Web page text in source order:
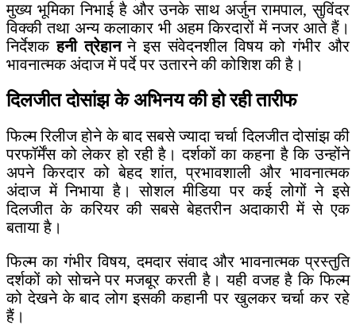
मुख्य भूमिका निभाई है और उनके साथ अर्जुन रामपाल, सुविंदर
विक्की तथा अन्य कलाकार भी अहम किरदारों में नजर आते हैं।
निर्देशकहनी त्रेहानने इस संवेदनशील विषय को गंभीर और
भावनात्मक अंदाज में पर्दे पर उतारने की कोशिश की है।
दिलजीत दोसांझ के अभिनय की हो रही तारीफ
फिल्म रिलीज होने के बाद सबसे ज्यादा चर्चा दिलजीत दोसांझ की
परफॉर्मेंस को लेकर हो रही है। दर्शकों का कहना है कि उन्होंने
अपने किरदार को बेहद शांत, प्रभावशाली और भावनात्मक
अंदाज में निभाया है। सोशल मीडिया पर कई लोगों ने इसे
दिलजीत के करियर की सबसे बेहतरीन अदाकारी में से एक
बताया है।
फिल्म का गंभीर विषय, दमदार संवाद और भावनात्मक प्रस्तुति
दर्शकों को सोचने पर मजबूर करती है। यही वजह है कि फिल्म
को देखने के बाद लोग इसकी कहानी पर खुलकर चर्चा कर रहे
हैं।